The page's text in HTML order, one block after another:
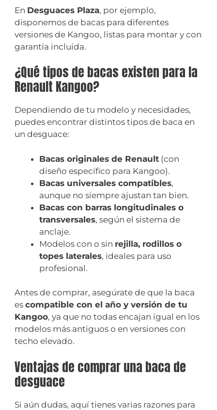
En Desguaces Plaza, por ejemplo,
disponemos de bacas para diferentes
versiones de Kangoo, listas para montar y con
garantía incluida.
¿Qué tipos de bacas existen para la
Renault Kangoo?
Dependiendo de tu modelo y necesidades,
puedes encontrar distintos tipos de baca en
un desguace:
Bacas originales de Renault (con
diseño específico para Kangoo).
Bacas universales compatibles,
aunque no siempre ajustan tan bien.
Bacas con barras longitudinales o
transversales, según el sistema de
anclaje.
Modelos con o sin rejilla, rodillos o
topes laterales, ideales para uso
profesional.
Antes de comprar, asegúrate de que la baca
es compatible con el año y versión de tu
Kangoo, ya que no todas encajan igual en los
modelos más antiguos o en versiones con
techo elevado.
Ventajas de comprar una baca de
desguace
Si aún dudas, aquí tienes varias razones para